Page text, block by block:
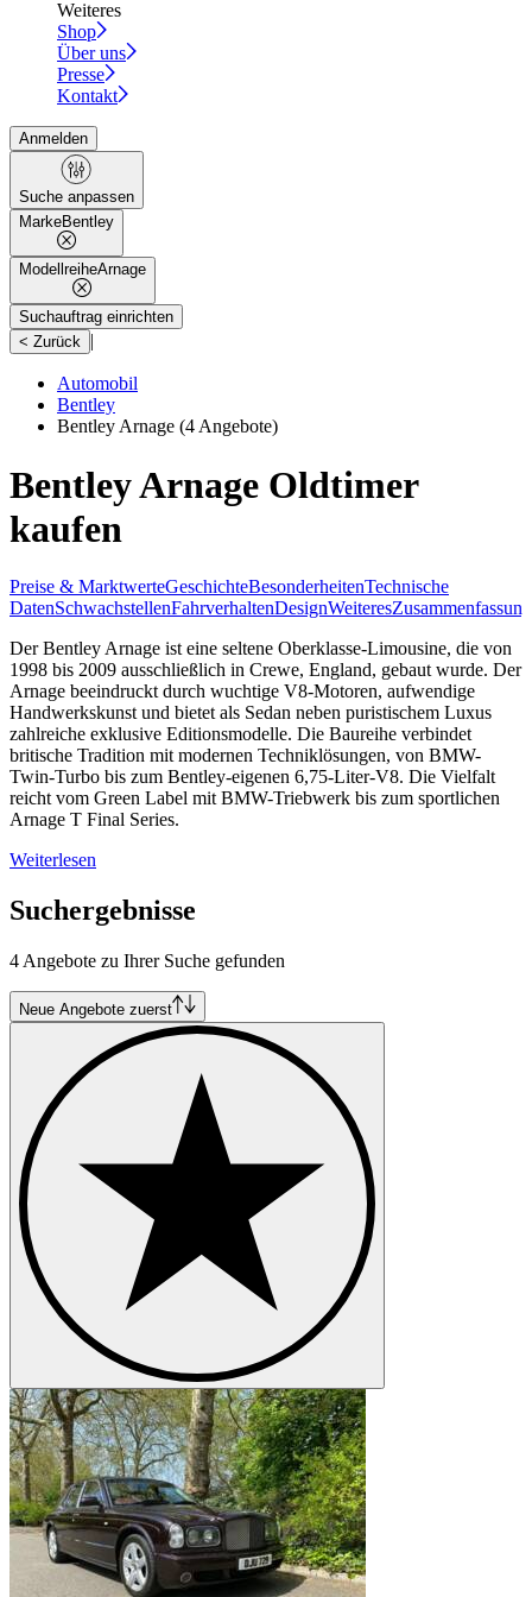
Weiteres
Shop
Über uns
Presse
Kontakt
Anmelden
Suche anpassen
MarkeBentley
ModellreiheArnage
Suchauftrag einrichten
< Zurück |
Automobil
Bentley
Bentley Arnage (4 Angebote)
Bentley Arnage Oldtimer
kaufen
Preise & MarktwerteGeschichteBesonderheitenTechnische
DatenSchwachstellenFahrverhaltenDesignWeiteresZusammenfassung
Der Bentley Arnage ist eine seltene Oberklasse-Limousine, die von
1998 bis 2009 ausschließlich in Crewe, England, gebaut wurde. Der
Arnage beeindruckt durch wuchtige V8-Motoren, aufwendige
Handwerkskunst und bietet als Sedan neben puristischem Luxus
zahlreiche exklusive Editionsmodelle. Die Baureihe verbindet
britische Tradition mit modernen Techniklösungen, von BMW-
Twin-Turbo bis zum Bentley-eigenen 6,75-Liter-V8. Die Vielfalt
reicht vom Green Label mit BMW-Triebwerk bis zum sportlichen
Arnage T Final Series.
Weiterlesen
Suchergebnisse
4 Angebote zu Ihrer Suche gefunden
Neue Angebote zuerst